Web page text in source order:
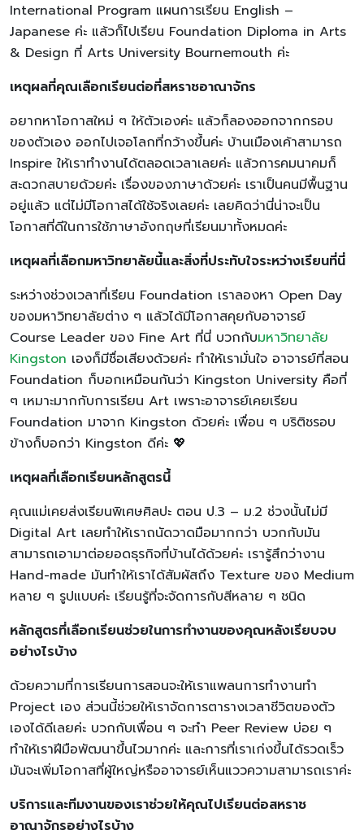
International Program แผนการเรียน English –
Japanese ค่ะ แล้วก็ไปเรียน Foundation Diploma in Arts
& Design ที่ Arts University Bournemouth ค่ะ
เหตุผลที่คุณเลือกเรียนต่อที่สหราชอาณาจักร
อยากหาโอกาสใหม่ ๆ ให้ตัวเองค่ะ แล้วก็ลองออกจากกรอบ
ของตัวเอง ออกไปเจอโลกที่กว้างขึ้นค่ะ บ้านเมืองเค้าสามารถ
Inspire ให้เราทำงานได้ตลอดเวลาเลยค่ะ แล้วการคมนาคมก็
สะดวกสบายด้วยค่ะ เรื่องของภาษาด้วยค่ะ เราเป็นคนมีพื้นฐาน
อยู่แล้ว แต่ไม่มีโอกาสได้ใช้จริงเลยค่ะ เลยคิดว่านี่น่าจะเป็น
โอกาสที่ดีในการใช้ภาษาอังกฤษที่เรียนมาทั้งหมดค่ะ
เหตุผลที่เลือกมหาวิทยาลัยนี้และสิ่งที่ประทับใจระหว่างเรียนที่นี่
ระหว่างช่วงเวลาที่เรียน Foundation เราลองหา Open Day
ของมหาวิทยาลัยต่าง ๆ แล้วได้มีโอกาสคุยกับอาจารย์
Course Leader ของ Fine Art ที่นี่ บวกกับมหาวิทยาลัย
Kingston เองก็มีชื่อเสียงด้วยค่ะ ทำให้เรามั่นใจ อาจารย์ที่สอน
Foundation ก็บอกเหมือนกันว่า Kingston University คือที่
ๆ เหมาะมากกับการเรียน Art เพราะอาจารย์เคยเรียน
Foundation มาจาก Kingston ด้วยค่ะ เพื่อน ๆ บริติชรอบ
ข้างก็บอกว่า Kingston ดีค่ะ 💖
เหตุผลที่เลือกเรียนหลักสูตรนี้
คุณแม่เคยส่งเรียนพิเศษศิลปะ ตอน ป.3 – ม.2 ช่วงนั้นไม่มี
Digital Art เลยทำให้เราถนัดวาดมือมากกว่า บวกกับมัน
สามารถเอามาต่อยอดธุรกิจที่บ้านได้ด้วยค่ะ เรารู้สึกว่างาน
Hand-made มันทำให้เราได้สัมผัสถึง Texture ของ Medium
หลาย ๆ รูปแบบค่ะ เรียนรู้ที่จะจัดการกับสีหลาย ๆ ชนิด
หลักสูตรที่เลือกเรียนช่วยในการทำงานของคุณหลังเรียบจบ
อย่างไรบ้าง
ด้วยความที่การเรียนการสอนจะให้เราแพลนการทำงานทำ
Project เอง ส่วนนี้ช่วยให้เราจัดการตารางเวลาชีวิตของตัว
เองได้ดีเลยค่ะ บวกกับเพื่อน ๆ จะทำ Peer Review บ่อย ๆ
ทำให้เราฝีมือพัฒนาขึ้นไวมากค่ะ และการที่เราเก่งขึ้นได้รวดเร็ว
มันจะเพิ่มโอกาสที่ผู้ใหญ่หรืออาจารย์เห็นแววความสามารถเราค่ะ
บริการและทีมงานของเราช่วยให้คุณไปเรียนต่อสหราช
อาณาจักรอย่างไรบ้าง